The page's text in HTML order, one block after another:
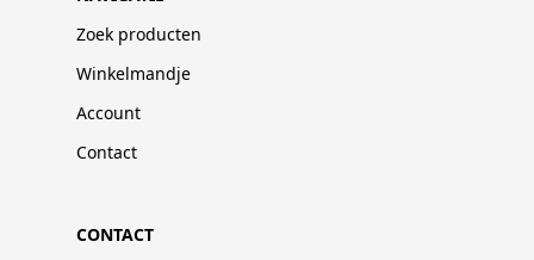
Zoek producten
Winkelmandje
Account
Contact
CONTACT